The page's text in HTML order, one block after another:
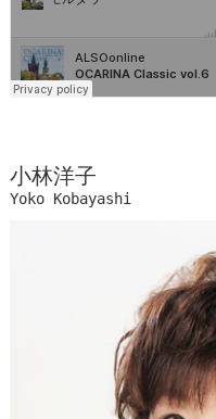
小林洋子
Yoko Kobayashi